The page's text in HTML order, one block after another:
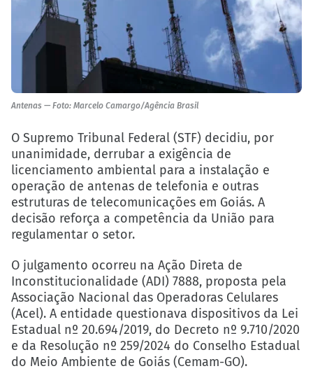
Antenas — Foto: Marcelo Camargo/Agência Brasil
O Supremo Tribunal Federal (STF) decidiu, por
unanimidade, derrubar a exigência de
licenciamento ambiental para a instalação e
operação de antenas de telefonia e outras
estruturas de telecomunicações em Goiás. A
decisão reforça a competência da União para
regulamentar o setor.
O julgamento ocorreu na Ação Direta de
Inconstitucionalidade (ADI) 7888, proposta pela
Associação Nacional das Operadoras Celulares
(Acel). A entidade questionava dispositivos da Lei
Estadual nº 20.694/2019, do Decreto nº 9.710/2020
e da Resolução nº 259/2024 do Conselho Estadual
do Meio Ambiente de Goiás (Cemam-GO).